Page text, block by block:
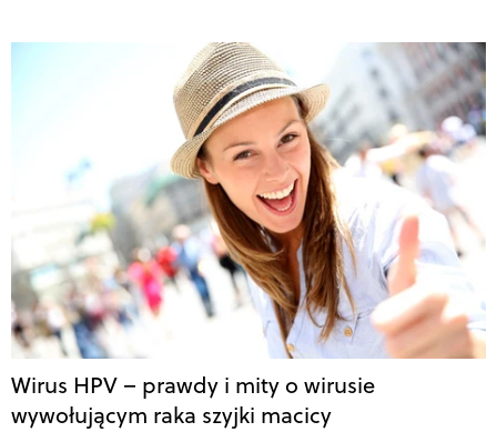
Wirus HPV – prawdy i mity o wirusie
wywołującym raka szyjki macicy